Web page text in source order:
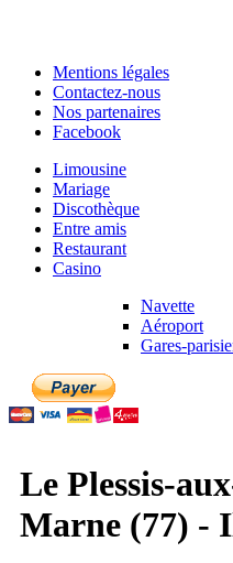
Mentions légales
Contactez-nous
Nos partenaires
Facebook
Limousine
Mariage
Discothèque
Entre amis
Restaurant
Casino
Navette
Aéroport
Gares-
Le Plessis-
Marne (77) -